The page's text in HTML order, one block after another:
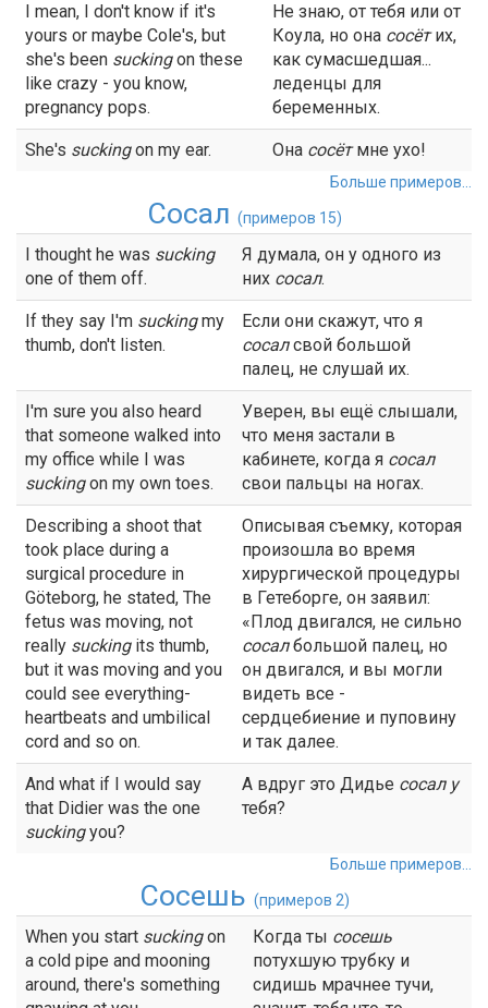
I mean, I don't know if it's
yours or maybe Cole's, but
she's been suckingon these
like crazy - you know,
pregnancy pops.
Не знаю, от тебя или от
Коула, но она сосётих,
как сумасшедшая...
леденцы для
беременных.
She's suckingon my ear. Она сосётмне ухо!
Больше примеров...
Сосал (примеров 15)
I thought he was sucking
one of them off.
Я думала, он у одного из
них сосал.
If they say I'm suckingmy
thumb, don't listen.
Если они скажут, что я
сосалсвой большой
палец, не слушай их.
I'm sure you also heard
that someone walked into
my office while I was
suckingon my own toes.
Уверен, вы ещё слышали,
что меня застали в
кабинете, когда я сосал
свои пальцы на ногах.
Describing a shoot that
took place during a
surgical procedure in
Göteborg, he stated, The
fetus was moving, not
really suckingits thumb,
but it was moving and you
could see everything-
heartbeats and umbilical
cord and so on.
Описывая съемку, которая
произошла во время
хирургической процедуры
в Гетеборге, он заявил:
«Плод двигался, не сильно
сосалбольшой палец, но
он двигался, и вы могли
видеть все -
сердцебиение и пуповину
и так далее.
And what if I would say
that Didier was the one
suckingyou?
А вдруг это Дидье сосалу
тебя?
Больше примеров...
Сосешь (примеров 2)
When you start suckingon
a cold pipe and mooning
around, there's something
Когда ты сосешь
потухшую трубку и
сидишь мрачнее тучи,